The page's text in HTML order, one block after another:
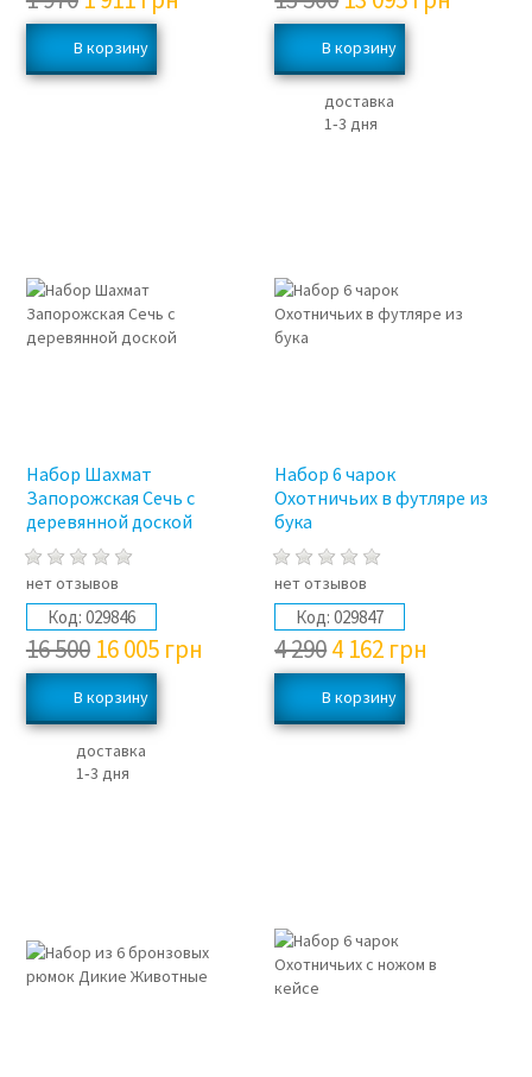
доставка
1‑3 дня
Набор Шахмат
Запорожская Сечь с
деревянной доской
нет отзывов
Код: 029846
16 50016 005 грн
доставка
1‑3 дня
Набор 6 чарок
Охотничьих в футляре из
бука
нет отзывов
Код: 029847
4 2904 162 грн